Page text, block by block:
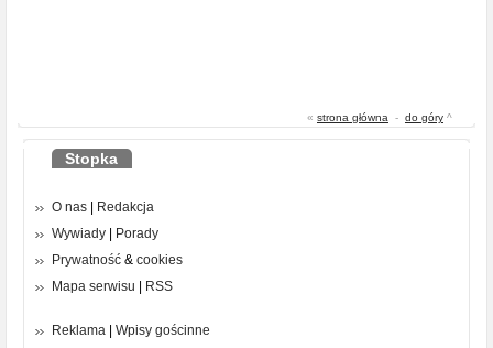
« strona główna - do góry ^
Stopka
O nas
Redakcja
Wywiady
Porady
Prywatność & cookies
Mapa serwisu
RSS
Reklama
Wpisy gościnne